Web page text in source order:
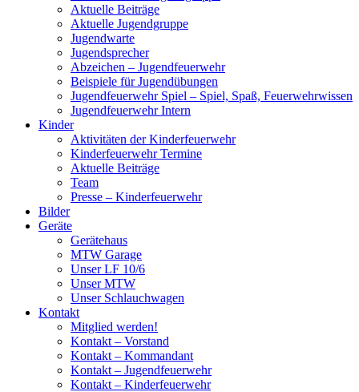
Aktuelle Beiträge
Aktuelle Jugendgruppe
Jugendwarte
Jugendsprecher
Abzeichen – Jugendfeuerwehr
Beispiele für Jugendübungen
Jugendfeuerwehr Spiel – Spiel, Spaß, Feuerwehrwissen
Jugendfeuerwehr Intern
Kinder
Aktivitäten der Kinderfeuerwehr
Kinderfeuerwehr Termine
Aktuelle Beiträge
Team
Presse – Kinderfeuerwehr
Bilder
Geräte
Gerätehaus
MTW Garage
Unser LF 10/6
Unser MTW
Unser Schlauchwagen
Kontakt
Mitglied werden!
Kontakt – Vorstand
Kontakt – Kommandant
Kontakt – Jugendfeuerwehr
Kontakt – Kinderfeuerwehr